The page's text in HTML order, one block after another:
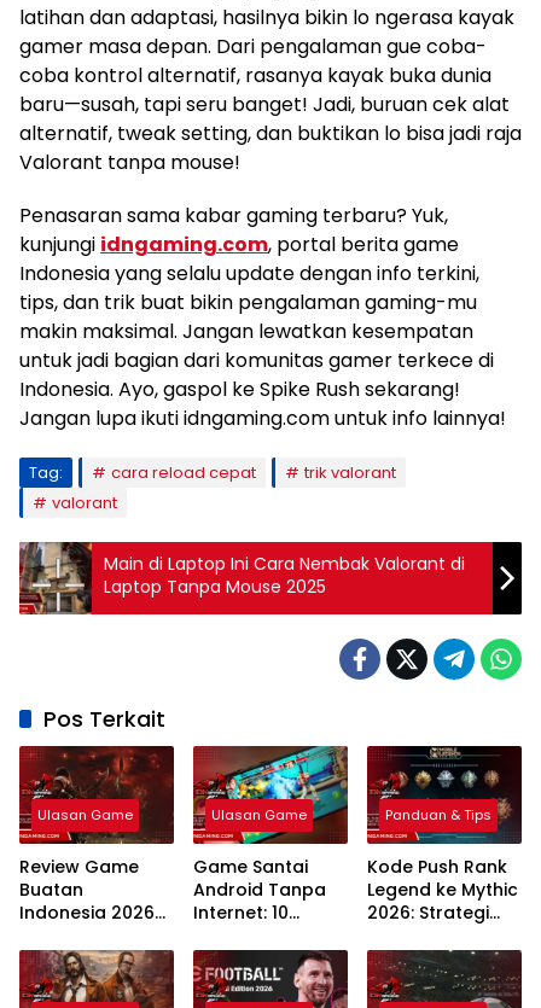
latihan dan adaptasi, hasilnya bikin lo ngerasa kayak
gamer masa depan. Dari pengalaman gue coba-
coba kontrol alternatif, rasanya kayak buka dunia
baru—susah, tapi seru banget! Jadi, buruan cek alat
alternatif, tweak setting, dan buktikan lo bisa jadi raja
Valorant tanpa mouse!
Penasaran sama kabar gaming terbaru? Yuk,
kunjungi idngaming.com, portal berita game
Indonesia yang selalu update dengan info terkini,
tips, dan trik buat bikin pengalaman gaming-mu
makin maksimal. Jangan lewatkan kesempatan
untuk jadi bagian dari komunitas gamer terkece di
Indonesia. Ayo, gaspol ke Spike Rush sekarang!
Jangan lupa ikuti idngaming.com untuk info lainnya!
Tag: cara reload cepat
trik valorant
valorant
Main di Laptop Ini Cara Nembak Valorant di
Laptop Tanpa Mouse 2025
Pos Terkait
Ulasan Game
Review Game
Buatan
Indonesia 2026
Developer Lokal
Ulasan Game
Game Santai
Android Tanpa
Internet: 10
Teratas Tahun
2026
Panduan & Tips
Kode Push Rank
Legend ke Mythic
2026: Strategi
Rahasia
Winstreak